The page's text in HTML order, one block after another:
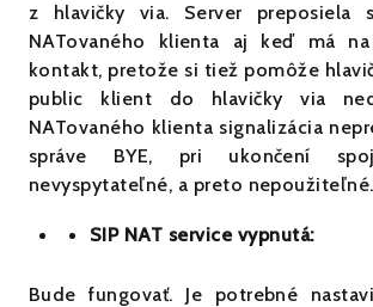
z hlavičky via. Server preposiela
NATovaného klienta aj keď má
kontakt, pretože si tiež pomôže
public klient do hlavičky via
NATovaného klienta signalizácia
správe BYE, pri ukončení
nevyspytateľné, a preto nepoužiteľné.
SIP NAT service vypnutá:
Bude fungovať. Je potrebné